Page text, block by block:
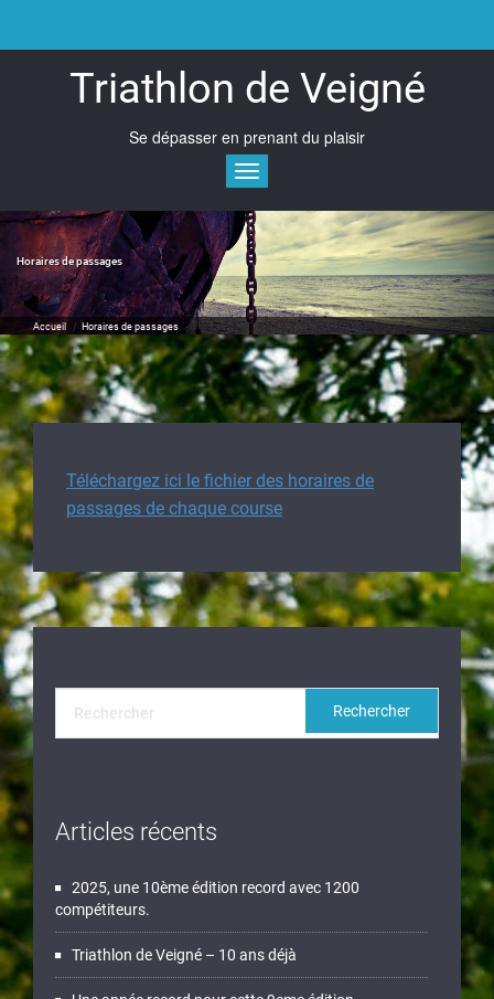
content
Triathlon de Veigné
Se dépasser en prenant du plaisir
Toggle navigation
Horaires de passages
Accueil / Horaires de passages
Téléchargez ici le fichier des horaires de
passages de chaque course
Articles récents
2025, une 10ème édition record avec 1200
compétiteurs.
Triathlon de Veigné – 10 ans déjà